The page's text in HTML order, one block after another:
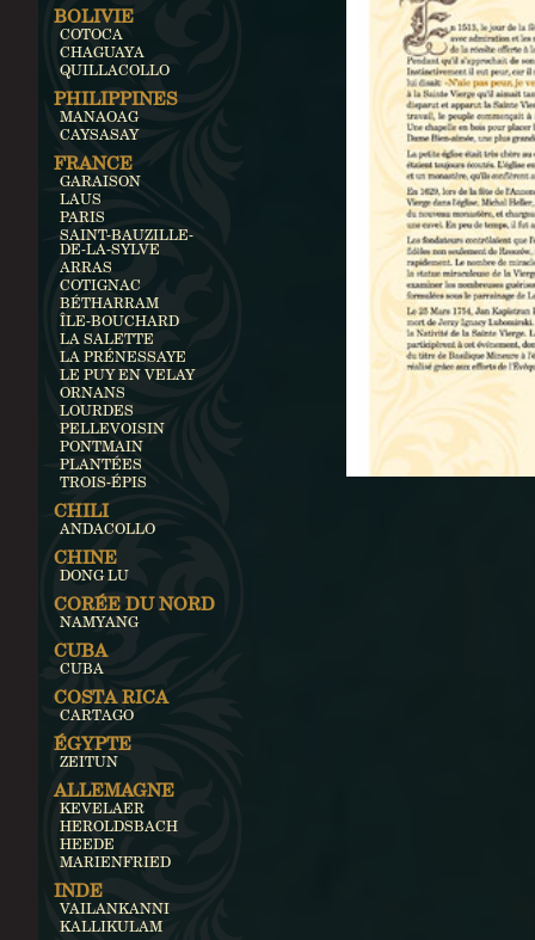
BOLIVIE
COTOCA
CHAGUAYA
QUILLACOLLO
PHILIPPINES
MANAOAG
CAYSASAY
FRANCE
GARAISON
LAUS
PARIS
SAINT-BAUZILLE-
DE-LA-SYLVE
ARRAS
COTIGNAC
BÉTHARRAM
ÎLE-BOUCHARD
LA SALETTE
LA PRÉNESSAYE
LE PUY EN VELAY
ORNANS
LOURDES
PELLEVOISIN
PONTMAIN
PLANTÉES
TROIS-ÉPIS
CHILI
ANDACOLLO
CHINE
DONG LU
CORÉE DU NORD
NAMYANG
CUBA
CUBA
COSTA RICA
CARTAGO
ÉGYPTE
ZEITUN
ALLEMAGNE
KEVELAER
HEROLDSBACH
HEEDE
MARIENFRIED
INDE
VAILANKANNI
KALLIKULAM